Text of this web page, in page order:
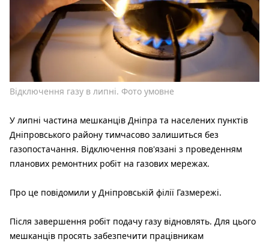
Відключення газу в липні. Фото умовне
У липні частина мешканців Дніпра та населених пунктів
Дніпровського району тимчасово залишиться без
газопостачання. Відключення пов'язані з проведенням
планових ремонтних робіт на газових мережах.
Про це повідомили у Дніпровській філії Газмережі.
Після завершення робіт подачу газу відновлять. Для цього
мешканців просять забезпечити працівникам